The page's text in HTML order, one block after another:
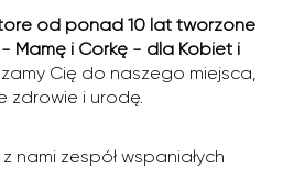
od ponad 10 lat tworzone
Mamę i Córkę - dla Kobiet i
Cię do naszego miejsca,
zdrowie i urodę.
nami zespół wspaniałych